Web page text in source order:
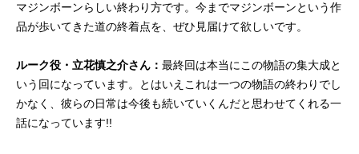
マジンボーンらしい終わり方です。今までマジンボーンという作
品が歩いてきた道の終着点を、ぜひ見届けて欲しいです。
ルーク役・立花慎之介さん： 最終回は本当にこの物語の集大成と
いう回になっています。とはいえこれは一つの物語の終わりでし
かなく、彼らの日常は今後も続いていくんだと思わせてくれる一
話になっています!!